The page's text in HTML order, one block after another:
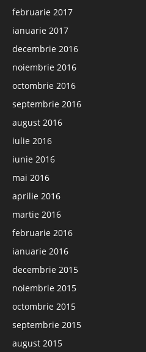
februarie 2017
ianuarie 2017
decembrie 2016
noiembrie 2016
octombrie 2016
septembrie 2016
august 2016
iulie 2016
iunie 2016
mai 2016
aprilie 2016
martie 2016
februarie 2016
ianuarie 2016
decembrie 2015
noiembrie 2015
octombrie 2015
septembrie 2015
august 2015